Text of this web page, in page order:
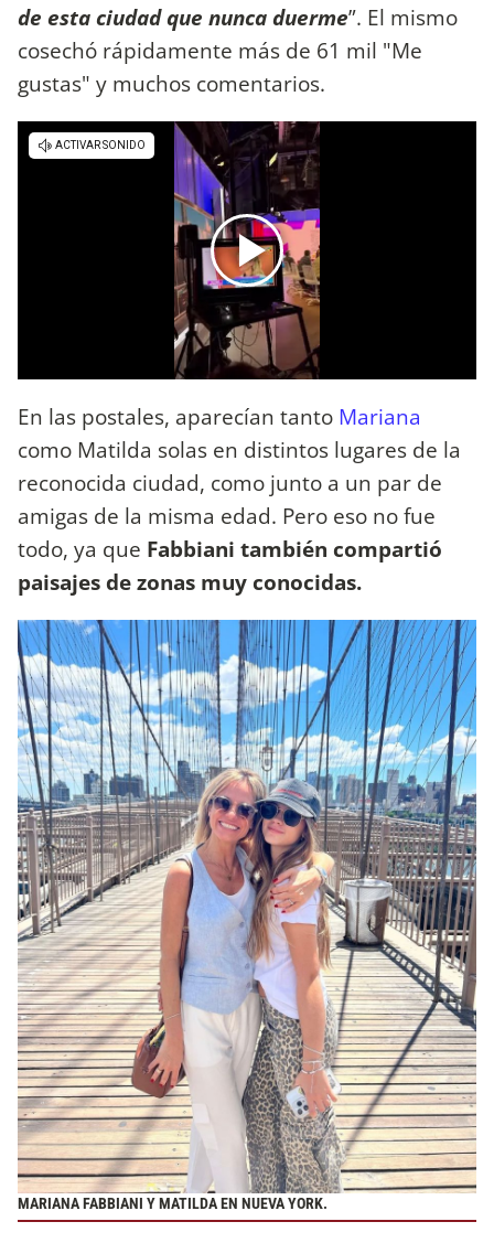
de esta ciudad que nunca duerme”. El mismo
cosechó rápidamente más de 61 mil "Me
gustas" y muchos comentarios.
En las postales, aparecían tanto Mariana
como Matilda solas en distintos lugares de la
reconocida ciudad, como junto a un par de
amigas de la misma edad. Pero eso no fue
todo, ya que Fabbiani también compartió
paisajes de zonas muy conocidas.
MARIANA FABBIANI Y MATILDA EN NUEVA YORK.